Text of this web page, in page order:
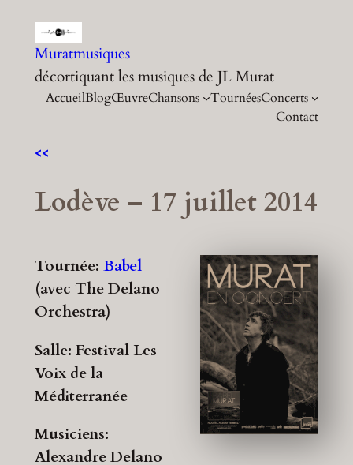
contenu
Muratmusiques
décortiquant les musiques de JL Murat
AccueilBlogŒuvreChansons TournéesConcerts
Contact
<<
Lodève – 17 juillet 2014
Tournée: Babel
(avec The Delano
Orchestra)
Salle: Festival Les
Voix de la
Méditerranée
Musiciens:
Alexandre Delano